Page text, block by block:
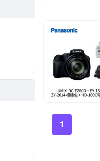
1